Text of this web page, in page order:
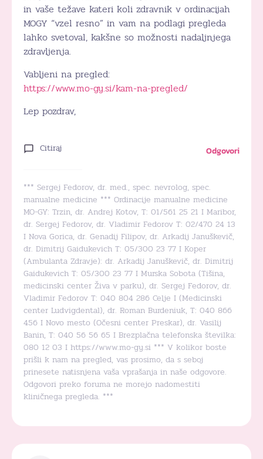
in vaše težave kateri koli zdravnik v ordinacijah
MOGY “vzel resno” in vam na podlagi pregleda
lahko svetoval, kakšne so možnosti nadaljnjega
zdravljenja.
Vabljeni na pregled:
https://www.mo-gy.si/kam-na-pregled/
Lep pozdrav,
Citiraj Odgovori
*** Sergej Fedorov, dr. med., spec. nevrolog, spec.
manualne medicine *** Ordinacije manualne medicine
MO-GY: Trzin, dr. Andrej Kotov, T: 01/561 25 21 I Maribor,
dr. Sergej Fedorov, dr. Vladimir Fedorov T: 02/470 24 13
I Nova Gorica, dr. Genadij Filipov, dr. Arkadij Januškevič,
dr. Dimitrij Gaidukevich T: 05/300 23 77 I Koper
(Ambulanta Zdravje): dr. Arkadij Januškevič, dr. Dimitrij
Gaidukevich T: 05/300 23 77 I Murska Sobota (Tišina,
medicinski center Živa v parku), dr. Sergej Fedorov, dr.
Vladimir Fedorov T: 040 804 286 Celje I (Medicinski
center Ludvigdental), dr. Roman Burdeniuk, T: 040 866
456 I Novo mesto (Očesni center Preskar), dr. Vasilij
Banin, T: 040 56 56 65 I Brezplačna telefonska številka:
080 12 03 I https://www.mo-gy.si *** V kolikor boste
prišli k nam na pregled, vas prosimo, da s seboj
prinesete natisnjena vaša vprašanja in naše odgovore.
Odgovori preko foruma ne morejo nadomestiti
kliničnega pregleda. ***